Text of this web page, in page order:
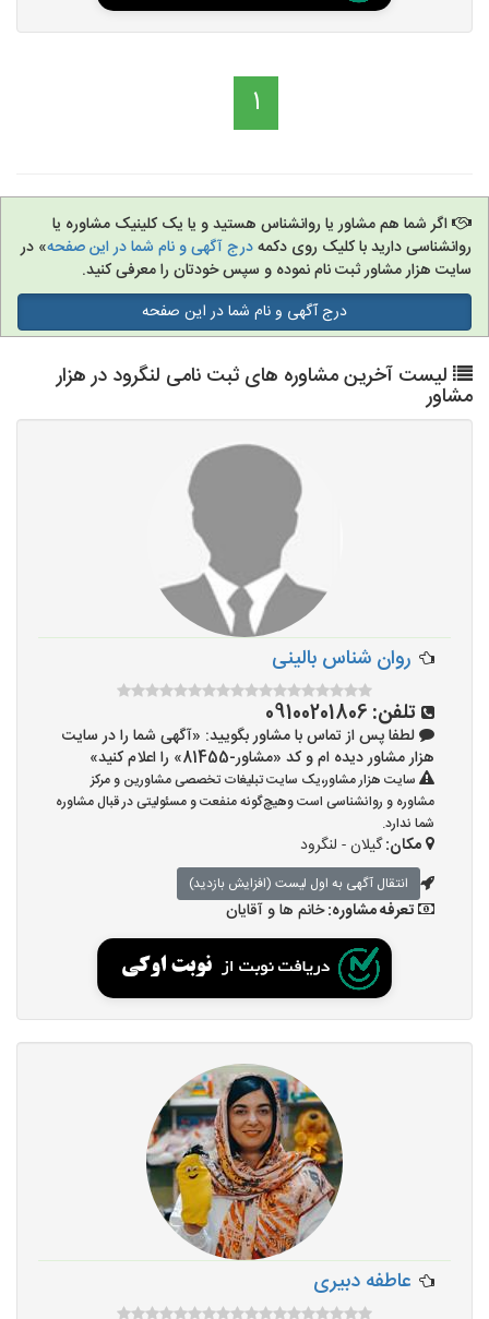
1
اگر شما هم مشاور یا روانشناس هستید و یا یک کلینیک مشاوره یا
روانشناسی دارید با کلیک روی دکمهدرج آگهی و نام شما در این صفحه» در
سایت هزار مشاور ثبت نام نموده و سپس خودتان را معرفی کنید.
درج آگهی و نام شما در این صفحه
لیست آخرین مشاوره های ثبت نامی لنگرود در هزار
مشاور
روان شناس بالینی
تلفن: 09100201806
لطفا پس از تماس با مشاور بگویید: «آگهی شما را در سایت
هزار مشاور دیده ام و کد «مشاور-81455» را اعلام کنید»
سایت هزار مشاور،یک سایت تبلیغات تخصصی مشاورین و مرکز
مشاوره و روانشناسی است وهیچ‌گونه منفعت و مسئولیتی در قبال مشاوره
شما ندارد.
مکان:گیلان - لنگرود
انتقال آگهی به اول لیست (افزایش بازدید)
تعرفه مشاوره:خانم ها و آقایان
عاطفه دبیری